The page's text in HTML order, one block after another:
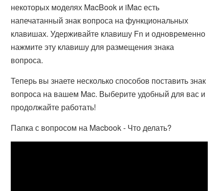
некоторых моделях MacBook и iMac есть
напечатанный знак вопроса на функциональных
клавишах. Удерживайте клавишу Fn и одновременно
нажмите эту клавишу для размещения знака
вопроса.
Теперь вы знаете несколько способов поставить знак
вопроса на вашем Mac. Выберите удобный для вас и
продолжайте работать!
Папка с вопросом на Macbook - Что делать?